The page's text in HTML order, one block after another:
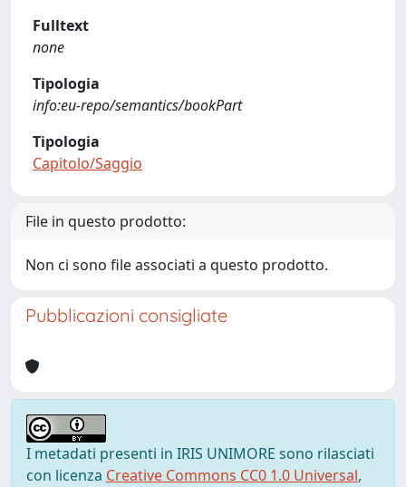
Fulltext
none
Tipologia
info:eu-repo/semantics/bookPart
Tipologia
Capitolo/Saggio
File in questo prodotto:
Non ci sono file associati a questo prodotto.
Pubblicazioni consigliate
I metadati presenti in IRIS UNIMORE sono rilasciati
con licenza Creative Commons CC0 1.0 Universal,